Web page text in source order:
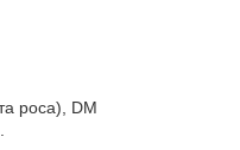
роса), DM